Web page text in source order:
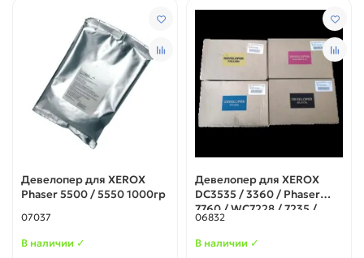
Девелопер для XEROX
Phaser 5500 / 5550 1000гр
07037
В наличии ✓
Девелопер для XEROX
DC3535 / 3360 / Phaser
7760 / WC7228 / 7235 /
7335 / 7345 BK/C/ Y/M
200гр.
06832
В наличии ✓